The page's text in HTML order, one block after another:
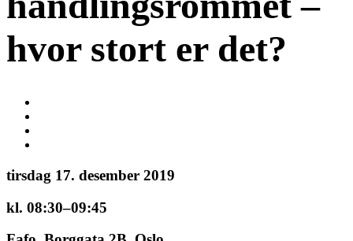
hvor stort er det?
tirsdag 17. desember 2019
kl. 08:30–09:45